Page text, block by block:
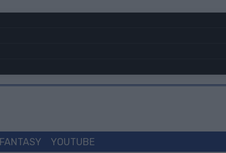
FANTASY YOUTUBE